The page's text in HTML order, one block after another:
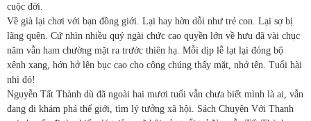
cuộc đời.
Về già lại chơi với bạn đồng giới. Lại hay hờn dỗi như trẻ con. Lại sợ bị
lãng quên. Cứ nhìn nhiều quý ngài chức cao quyền lớn về hưu đã vài chục
năm vẫn ham chường mặt ra trước thiên hạ. Mỗi dịp lễ lạt lại đóng bộ
xênh xang, hớn hở lên bục cao cho công chúng thấy mặt, nhớ tên. Tuổi hài
nhi đó!
Nguyễn Tất Thành dù đã ngoài hai mươi tuổi vẫn chưa biết mình là ai, vẫn
đang đi khám phá thế giới, tìm lý tưởng xã hội. Sách Chuyện Với Thanh